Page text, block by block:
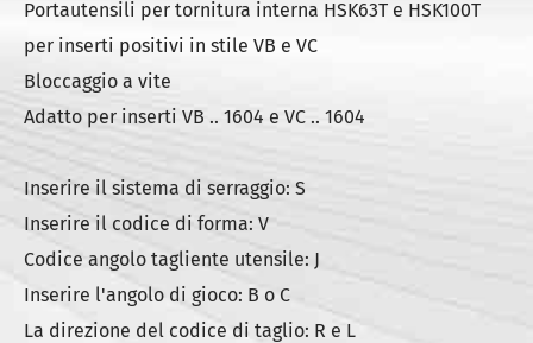
Portautensili per tornitura interna HSK63T e HSK100T
per inserti positivi in stile VB e VC
Bloccaggio a vite
Adatto per inserti VB .. 1604 e VC .. 1604
Inserire il sistema di serraggio: S
Inserire il codice di forma: V
Codice angolo tagliente utensile: J
Inserire l'angolo di gioco: B o C
La direzione del codice di taglio: R e L